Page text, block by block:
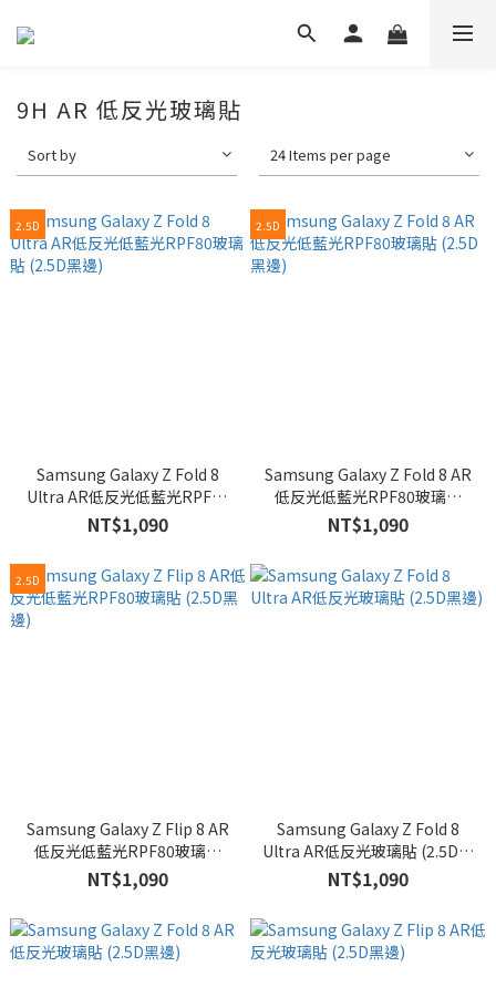
9H AR 低反光玻璃貼
Sort by 24 Items per page
2.5D
Samsung Galaxy Z Fold 8
Ultra AR低反光低藍光RPF80
玻璃貼 (2.5D黑邊)
NT$1,090
2.5D
Samsung Galaxy Z Fold 8 AR
低反光低藍光RPF80玻璃貼
(2.5D黑邊)
NT$1,090
2.5D
Samsung Galaxy Z Flip 8 AR
低反光低藍光RPF80玻璃貼
(2.5D黑邊)
NT$1,090
Samsung Galaxy Z Fold 8
Ultra AR低反光玻璃貼 (2.5D黑
邊)
NT$1,090